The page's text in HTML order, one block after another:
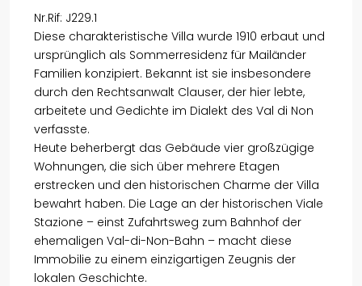
Nr.Rif: J229.1
Diese charakteristische Villa wurde 1910 erbaut und
ursprünglich als Sommerresidenz für Mailänder
Familien konzipiert. Bekannt ist sie insbesondere
durch den Rechtsanwalt Clauser, der hier lebte,
arbeitete und Gedichte im Dialekt des Val di Non
verfasste.
Heute beherbergt das Gebäude vier großzügige
Wohnungen, die sich über mehrere Etagen
erstrecken und den historischen Charme der Villa
bewahrt haben. Die Lage an der historischen Viale
Stazione – einst Zufahrtsweg zum Bahnhof der
ehemaligen Val-di-Non-Bahn – macht diese
Immobilie zu einem einzigartigen Zeugnis der
lokalen Geschichte.